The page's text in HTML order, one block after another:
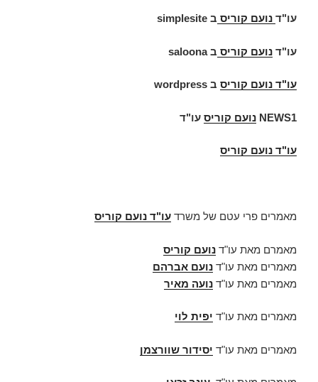
עו"ד נועם קוריס ב simplesite
עו"ד נועם קוריס בsaloona
עו"ד נועם קוריס ב wordpress
NEWS1 נועם קוריס עו"ד
עו"ד נועם קוריס
מאמרים פרי עטם של משרד עו"ד נועם קוריס
מאמרם מאת עו"ד נועם קוריס
מאמרים מאת עו"ד נועם אברהם
מאמרים מאת עו"ד נועה מאיר
מאמרים מאת עו"ד יפית לוי
מאמרים מאת עו"ד יסידור שוורצמן